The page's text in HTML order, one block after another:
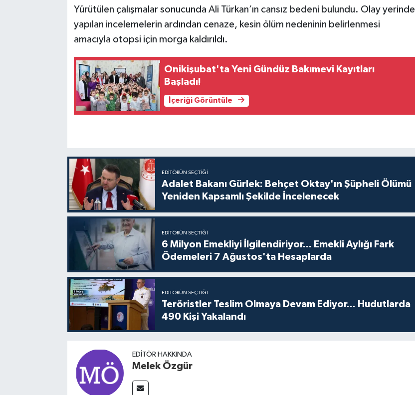
Yürütülen çalışmalar sonucunda Ali Türkan’ın cansız bedeni bulundu. Olay yerinde
yapılan incelemelerin ardından cenaze, kesin ölüm nedeninin belirlenmesi
amacıyla otopsi için morga kaldırıldı.
Onikişubat'ta Yeni Gündüz Bakımevi Kayıtları
Başladı!
İçeriği Görüntüle
EDITÖRÜN SEÇTIĞI
Adalet Bakanı Gürlek: Behçet Oktay'ın Şüpheli Ölümü
Yeniden Kapsamlı Şekilde İncelenecek
EDITÖRÜN SEÇTIĞI
6 Milyon Emekliyi İlgilendiriyor... Emekli Aylığı Fark
Ödemeleri 7 Ağustos'ta Hesaplarda
EDITÖRÜN SEÇTIĞI
Teröristler Teslim Olmaya Devam Ediyor... Hudutlarda
490 Kişi Yakalandı
EDITÖR HAKKINDA
Melek Özgür